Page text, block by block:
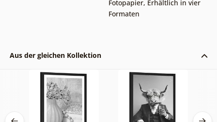
Fotopapier, Erhältlich in vier
Formaten
Aus der gleichen Kollektion